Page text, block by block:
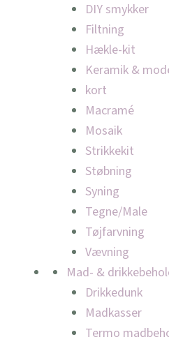
DIY smykker
Filtning
Hækle-kit
Keramik &
kort
Macramé
Mosaik
Strikkekit
Støbning
Syning
Tegne/Male
Tøjfarvning
Vævning
Mad- &
Drikkedunk
Madkasser
Termo